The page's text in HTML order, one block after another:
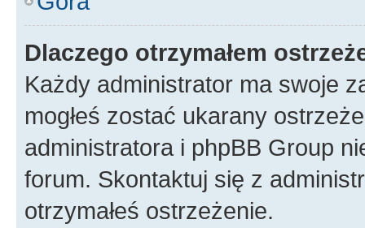
Dlaczego otrzymałem
Każdy administrator ma swoje
mogłeś zostać ukarany
administratora i phpBB Group
forum. Skontaktuj się z
otrzymałeś ostrzeżenie.